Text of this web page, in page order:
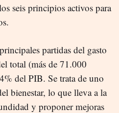
seis principios activos para
partidas del gasto
total (más de 71.000
del PIB. Se trata de uno
bienestar, lo que lleva a la
y proponer mejoras